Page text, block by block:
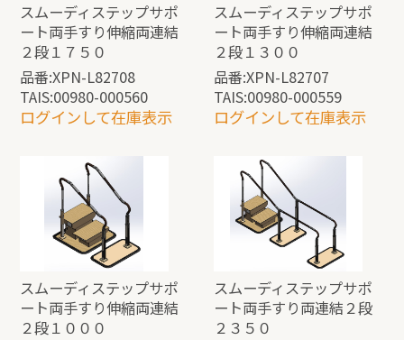
スムーディステップサポ
ート両手すり伸縮両連結
２段１７５０
品番:XPN-L82708
TAIS:00980-000560
ログインして在庫表示
スムーディステップサポ
ート両手すり伸縮両連結
２段１３００
品番:XPN-L82707
TAIS:00980-000559
ログインして在庫表示
スムーディステップサポ
ート両手すり伸縮両連結
２段１０００
スムーディステップサポ
ート両手すり両連結２段
２３５０